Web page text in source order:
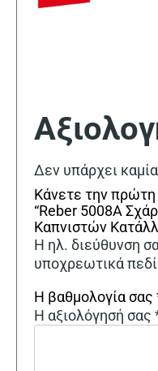
Δεν υπάρχει
Κάνετε την πρώτη
“Reber 5008Α
Καπνιστών
Η ηλ. διεύθυνση
υποχρεωτικά
Η βαθμολογία σας
Η αξιολόγησή σας